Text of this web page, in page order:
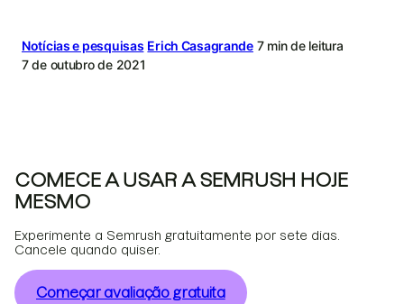
Notícias e pesquisas Erich Casagrande 7 min de leitura
7 de outubro de 2021
COMECE A USAR A SEMRUSH HOJE
MESMO
Experimente a Semrush gratuitamente por sete dias.
Cancele quando quiser.
Começar avaliação gratuita